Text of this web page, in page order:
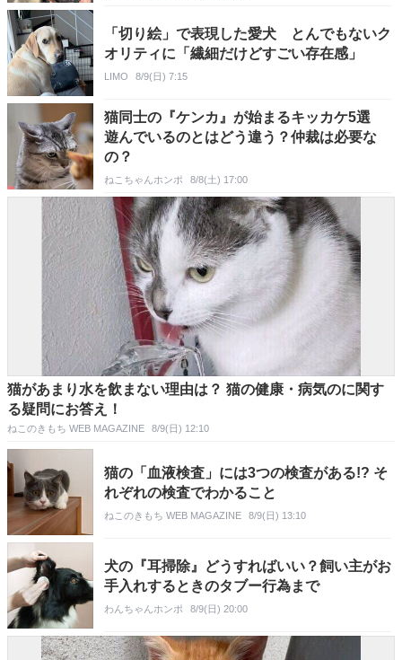
「切り絵」で表現した愛犬 とんでもないク
オリティに「繊細だけどすごい存在感」
LIMO 8/9(日) 7:15
猫同士の『ケンカ』が始まるキッカケ5選
遊んでいるのとはどう違う？仲裁は必要な
の？
ねこちゃんホンポ 8/8(土) 17:00
猫があまり水を飲まない理由は？ 猫の健康・病気のに関す
る疑問にお答え！
ねこのきもち WEB MAGAZINE 8/9(日) 12:10
猫の「血液検査」には3つの検査がある!? そ
れぞれの検査でわかること
ねこのきもち WEB MAGAZINE 8/9(日) 13:10
犬の『耳掃除』どうすればいい？飼い主がお
手入れするときのタブー行為まで
わんちゃんホンポ 8/9(日) 20:00